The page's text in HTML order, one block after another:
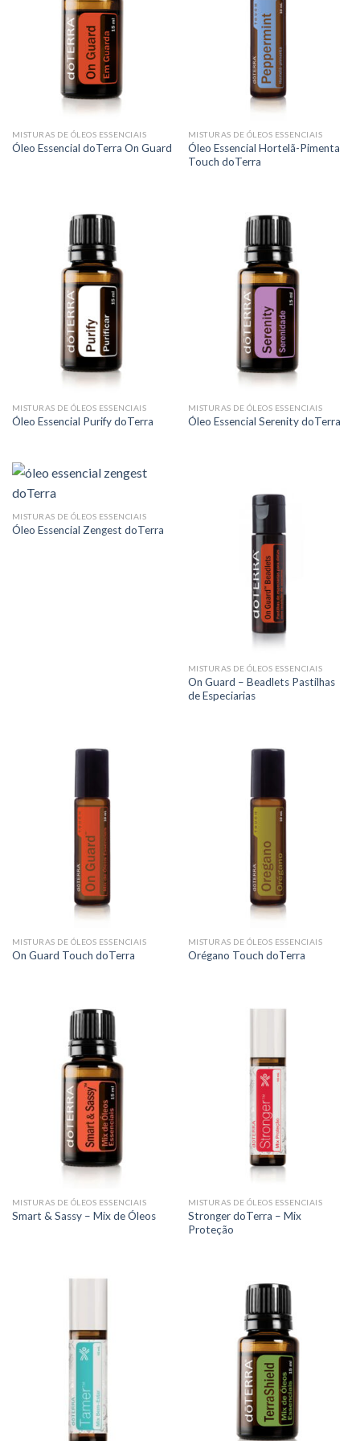
MISTURAS DE ÓLEOS ESSENCIAIS
Óleo Essencial doTerra On Guard
MISTURAS DE ÓLEOS ESSENCIAIS
Óleo Essencial Hortelã-Pimenta
Touch doTerra
MISTURAS DE ÓLEOS ESSENCIAIS
Óleo Essencial Purify doTerra
MISTURAS DE ÓLEOS ESSENCIAIS
Óleo Essencial Serenity doTerra
MISTURAS DE ÓLEOS ESSENCIAIS
Óleo Essencial Zengest doTerra
MISTURAS DE ÓLEOS ESSENCIAIS
On Guard – Beadlets Pastilhas
de Especiarias
MISTURAS DE ÓLEOS ESSENCIAIS
On Guard Touch doTerra
MISTURAS DE ÓLEOS ESSENCIAIS
Orégano Touch doTerra
MISTURAS DE ÓLEOS ESSENCIAIS
Smart & Sassy – Mix de Óleos
MISTURAS DE ÓLEOS ESSENCIAIS
Stronger doTerra – Mix
Proteção